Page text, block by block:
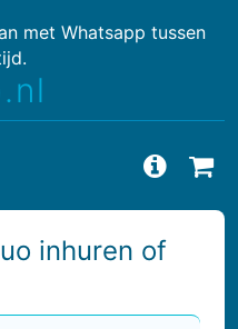
met Whatsapp tussen
inhuren of